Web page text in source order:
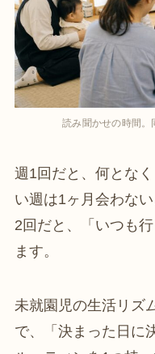
読み聞かせの時間。
週1回だと、何とな
い週は1ヶ月会わな
2回だと、「いつも
ます。
未就園児の生活リズ
で、「決まった日に